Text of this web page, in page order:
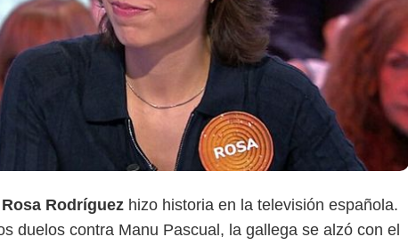
Rosa Rodríguez hizo historia en la televisión española.
duelos contra Manu Pascual, la gallega se alzó con el
Atresmedia